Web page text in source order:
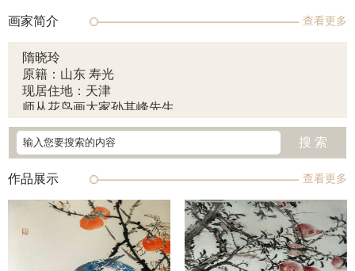
画家简介 查看更多
隋晓玲
原籍：山东 寿光
现居住地：天津
师从花鸟画大家孙其峰先生
天津美术家协会会员
搜 索
作品展示 查看更多